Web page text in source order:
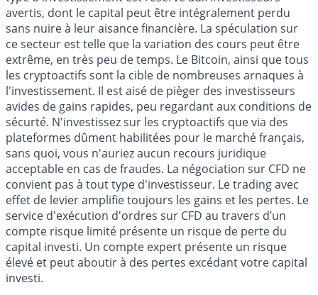
avertis, dont le capital peut être intégralement perdu
sans nuire à leur aisance financière. La spéculation sur
ce secteur est telle que la variation des cours peut être
extrême, en très peu de temps. Le Bitcoin, ainsi que tous
les cryptoactifs sont la cible de nombreuses arnaques à
l'investissement. Il est aisé de pièger des investisseurs
avides de gains rapides, peu regardant aux conditions de
sécurté. N'investissez sur les cryptoactifs que via des
plateformes dûment habilitées pour le marché français,
sans quoi, vous n'auriez aucun recours juridique
acceptable en cas de fraudes. La négociation sur CFD ne
convient pas à tout type d'investisseur. Le trading avec
effet de levier amplifie toujours les gains et les pertes. Le
service d'exécution d'ordres sur CFD au travers d’un
compte risque limité présente un risque de perte du
capital investi. Un compte expert présente un risque
élevé et peut aboutir à des pertes excédant votre capital
investi.